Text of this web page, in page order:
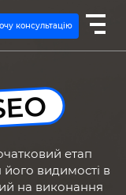
консультацію
етап
його видимості в
на виконання